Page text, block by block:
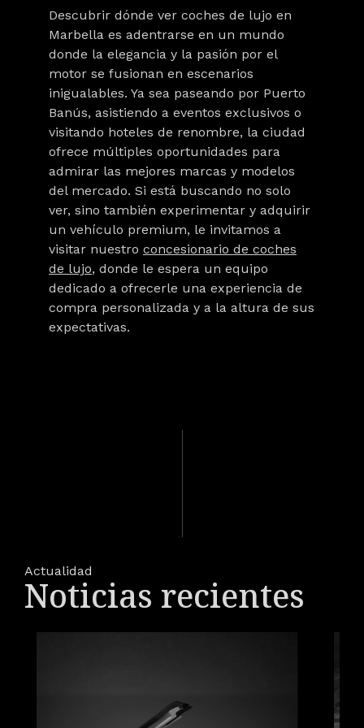
Descubrir dónde ver coches de lujo en
Marbella es adentrarse en un mundo
donde la elegancia y la pasión por el
motor se fusionan en escenarios
inigualables. Ya sea paseando por Puerto
Banús, asistiendo a eventos exclusivos o
visitando hoteles de renombre, la ciudad
ofrece múltiples oportunidades para
admirar las mejores marcas y modelos
del mercado. Si está buscando no solo
ver, sino también experimentar y adquirir
un vehículo premium, le invitamos a
visitar nuestro concesionario de coches
de lujo, donde le espera un equipo
dedicado a ofrecerle una experiencia de
compra personalizada y a la altura de sus
expectativas.
Actualidad
Noticias recientes